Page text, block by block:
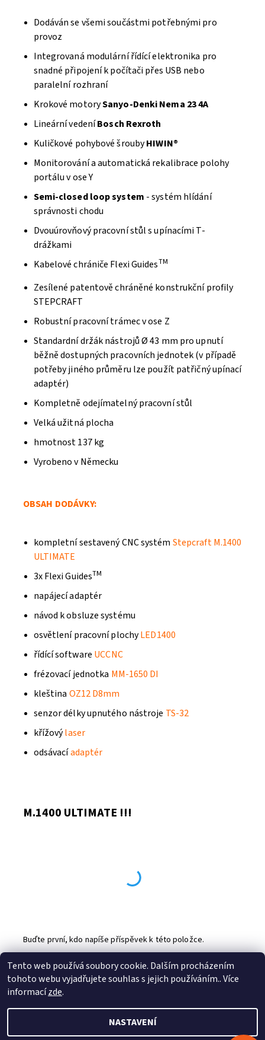
Dodáván se všemi součástmi potřebnými pro
provoz
Integrovaná modulární řídící elektronika pro
snadné připojení k počítači přes USB nebo
paralelní rozhraní
Krokové motorySanyo-Denki Nema 234A
Lineární vedeníBosch Rexroth
Kuličkové pohybové šroubyHIWIN®
Monitorování a automatická rekalibrace polohy
portálu v ose Y
Semi-closed loop system - systém hlídání
správnosti chodu
Dvouúrovňový pracovní stůl s upínacími T-
drážkami
Kabelové chrániče Flexi GuidesTM
Zesílené patentově chráněné konstrukční profily
STEPCRAFT
Robustní pracovní trámec v ose Z
Standardní držák nástrojů Ø 43 mm pro upnutí
běžně dostupných pracovních jednotek (v případě
potřeby jiného průměru lze použít patřičný upínací
adaptér)
Kompletně odejímatelný pracovní stůl
Velká užitná plocha
hmotnost 137 kg
Vyrobeno v Německu
OBSAH DODÁVKY:
kompletní sestavený CNC systém Stepcraft M.1400
ULTIMATE
3x Flexi GuidesTM
napájecí adaptér
návod k obsluze systému
osvětlení pracovní plochyLED1400
řídící software UCCNC
frézovací jednotka MM-1650 DI
kleština OZ12 D8mm
senzor délky upnutého nástroje TS-32
křížovýlaser
odsávacíadaptér
M.1400 ULTIMATE !!!
Buďte první, kdo napíše příspěvek k této položce.
Tento web používá soubory cookie. Dalším procházením
tohoto webu vyjadřujete souhlas s jejich používáním.. Více
informacízde.
NASTAVENÍ
Powered by chaterimo